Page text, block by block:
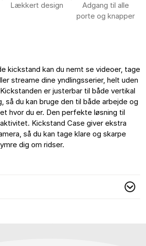
Lækkert design
Adgang til alle
porte og knapper
kickstand kan du nemt se videoer, tage
streame dine yndlingsserier, helt uden
er justerbar til både vertikal
så du kan bruge den til både arbejde og
hvor du er. Den perfekte løsning til
Kickstand Case giver ekstra
så du kan tage klare og skarpe
dig om ridser.